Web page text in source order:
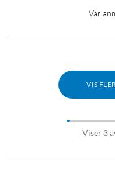
Flerpunktsparkobling
Windows-enheter.
OpenFit Air-hodetelefoner
OpenFit-ladeetui
Var
VIS
Viser 3